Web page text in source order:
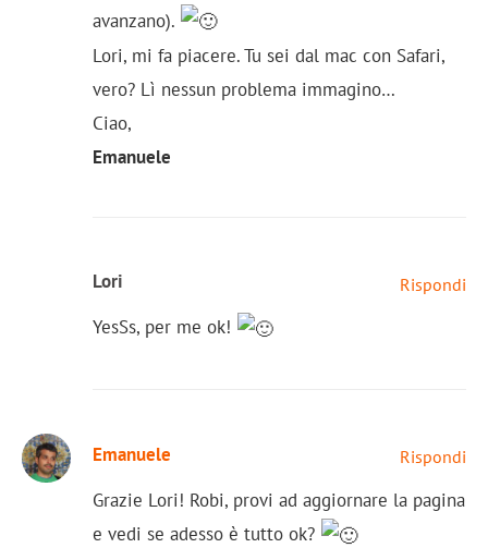
avanzano).
Lori, mi fa piacere. Tu sei dal mac con Safari,
vero? Lì nessun problema immagino…
Ciao,
Emanuele
Lori Rispondi
YesSs, per me ok!
Emanuele Rispondi
Grazie Lori! Robi, provi ad aggiornare la pagina
e vedi se adesso è tutto ok?